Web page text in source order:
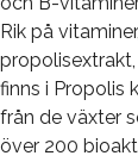
Rik på
finns i Propolis
från de växter
över 200